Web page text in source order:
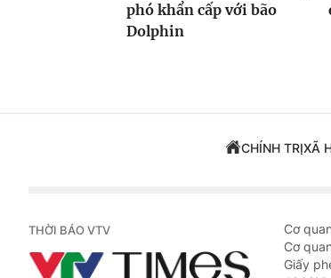
phó khẩn cấp với bão
Dolphin
CHÍNH TRỊXÃ
THỜI BÁO VTV Cơ
Cơ
Giấy